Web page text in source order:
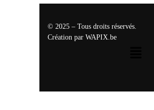
© 2025 – Tous droits réservés.
Création par WAPIX.be